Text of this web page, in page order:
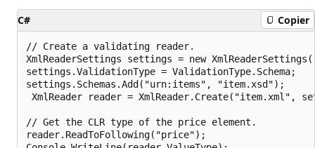
C# Copier
// Create a validating reader.
XmlReaderSettings settings = new
settings.ValidationType = ValidationType.Schema;
settings.Schemas.Add("urn:items", "item.xsd");
XmlReader reader = XmlReader.Create("item.xml",
// Get the CLR type of the price element.
reader.ReadToFollowing("price");